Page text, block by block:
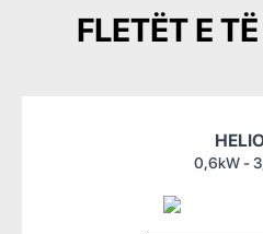
FLETËT E
0,6kW -